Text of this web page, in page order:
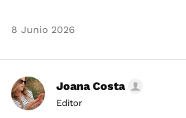
8 Junio 2026
Joana Costa
Editor